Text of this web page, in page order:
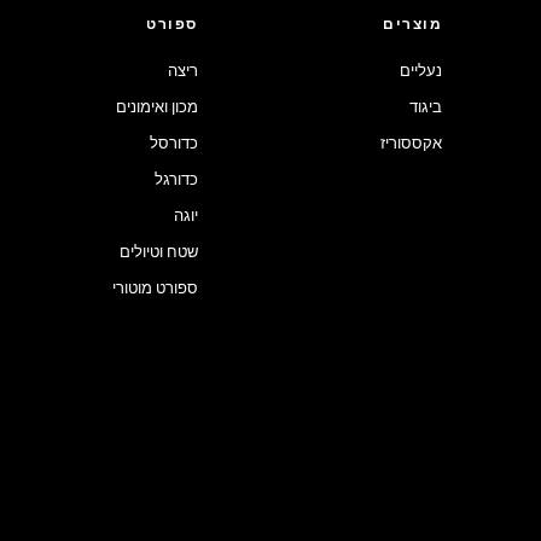
מוצרים
נעליים
ביגוד
אקססוריז
ספורט
ריצה
מכון ואימונים
כדורסל
כדורגל
יוגה
שטח וטיולים
ספורט מוטורי